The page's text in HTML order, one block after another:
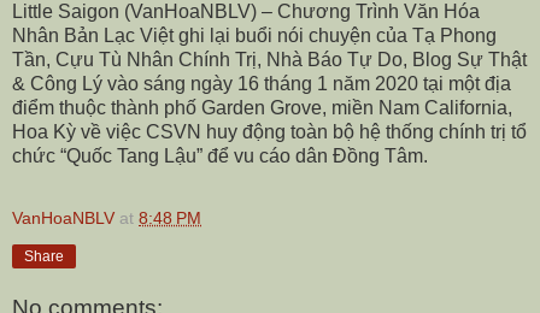
Little Saigon (VanHoaNBLV) – Chương Trình Văn Hóa
Nhân Bản Lạc Việt ghi lại buổi nói chuyện của Tạ Phong
Tần, Cựu Tù Nhân Chính Trị, Nhà Báo Tự Do, Blog Sự Thật
& Công Lý vào sáng ngày 16 tháng 1 năm 2020 tại một địa
điểm thuộc thành phố Garden Grove, miền Nam California,
Hoa Kỳ về việc CSVN huy động toàn bộ hệ thống chính trị tổ
chức “Quốc Tang Lậu” để vu cáo dân Đồng Tâm.
VanHoaNBLV at 8:48 PM
Share
No comments: